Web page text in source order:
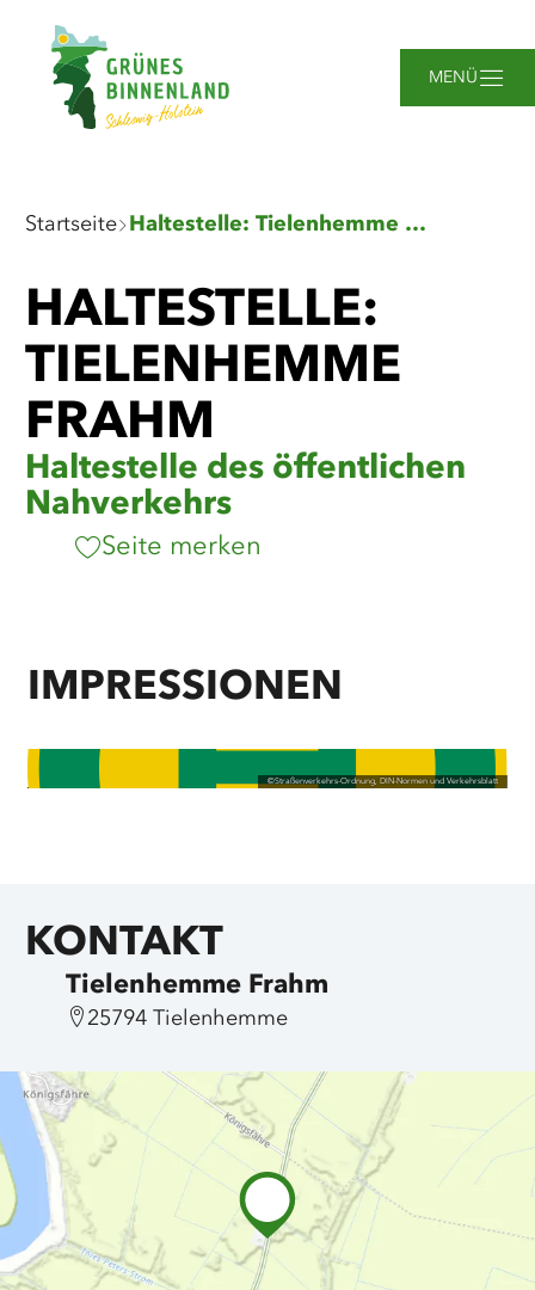
MENÜ
Sie
sind
Startseite Haltestelle: Tielenhemme Frahm
HALTESTELLE:
TIELENHEMME
FRAHM
Haltestelle des öffentlichen
Nahverkehrs
Seite merken
IMPRESSIONEN
©Straßenverkehrs-Ordnung, DIN-Normen und Verkehrsblatt
KONTAKT
Tielenhemme Frahm
25794 Tielenhemme